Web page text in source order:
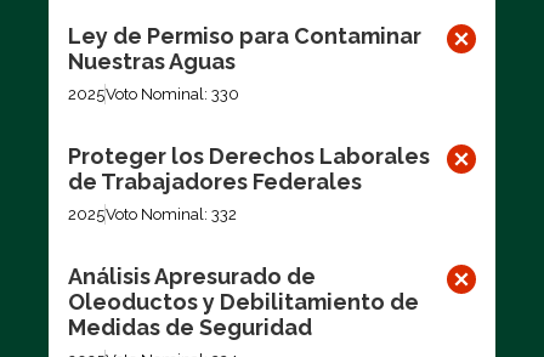
Ley de Permiso para Contaminar
Nuestras Aguas
2025Voto Nominal: 330
Proteger los Derechos Laborales
de Trabajadores Federales
2025Voto Nominal: 332
Análisis Apresurado de
Oleoductos y Debilitamiento de
Medidas de Seguridad